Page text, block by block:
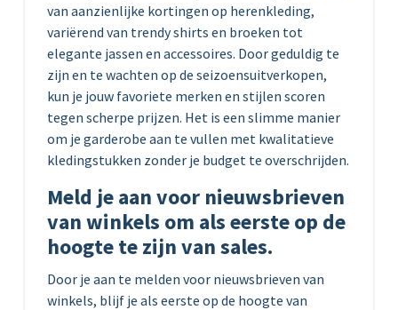
van aanzienlijke kortingen op herenkleding,
variërend van trendy shirts en broeken tot
elegante jassen en accessoires. Door geduldig te
zijn en te wachten op de seizoensuitverkopen,
kun je jouw favoriete merken en stijlen scoren
tegen scherpe prijzen. Het is een slimme manier
om je garderobe aan te vullen met kwalitatieve
kledingstukken zonder je budget te overschrijden.
Meld je aan voor nieuwsbrieven
van winkels om als eerste op de
hoogte te zijn van sales.
Door je aan te melden voor nieuwsbrieven van
winkels, blijf je als eerste op de hoogte van